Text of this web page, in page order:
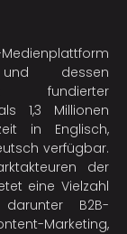
dessen
fundierter
1,3 Millionen
in Englisch,
verfügbar.
der
eine Vielzahl
B2B-
Marketing,